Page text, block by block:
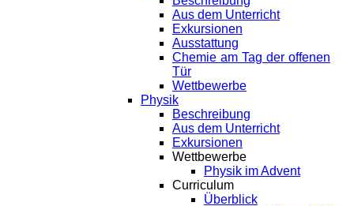
Aus dem Unterricht
Exkursionen
Ausstattung
Chemie am Tag der offenen
Tür
Wettbewerbe
Physik
Beschreibung
Aus dem Unterricht
Exkursionen
Wettbewerbe
Physik im Advent
Curriculum
Überblick